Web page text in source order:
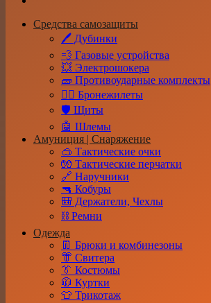
Средства самозащиты
🖊️ Дубинки
💨 Газовые устройства
💥 Электрошокера
🧱 Противоударные комплекты
👮‍♂️ Бронежилеты
🛡️ Щиты
🤖 Шлемы
Амуниция | Снаряжение
🥽 Тактические очки
🧤 Тактические перчатки
🔗 Наручники
🔫 Кобуры
🎒 Держатели, Чехлы
⛓️ Ремни
Одежда
👖 Брюки и комбинезоны
👘 Свитера
👔 Костюмы
🧥 Куртки
👕 Трикотаж